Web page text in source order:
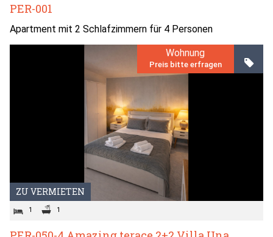
PER-001
Apartment mit 2 Schlafzimmern für 4 Personen
ZU VERMIETEN
Wohnung
Preis bitte erfragen
1 1